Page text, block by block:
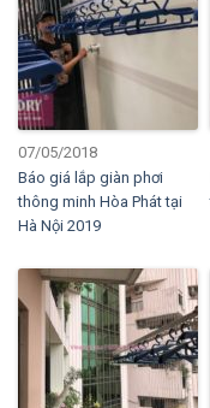
07/05/2018
Báo giá lắp giàn phơi
thông minh Hòa Phát tại
Hà Nội 2019